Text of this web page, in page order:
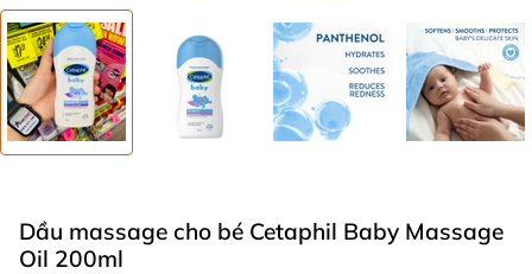
Dầu massage cho bé Cetaphil Baby Massage
Oil 200ml